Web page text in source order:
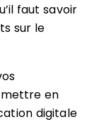
faut savoir
sur le
en
digitale